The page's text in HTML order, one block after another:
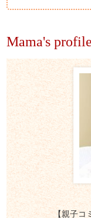
Mama's profile
【親子コ